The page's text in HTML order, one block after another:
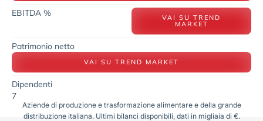
EBITDA % VAI SU TREND
MARKET
Patrimonio netto
VAI SU TREND MARKET
Dipendenti
7
Aziende di produzione e trasformazione alimentare e della grande
distribuzione italiana. Ultimi bilanci disponibili, dati in migliaia di €.